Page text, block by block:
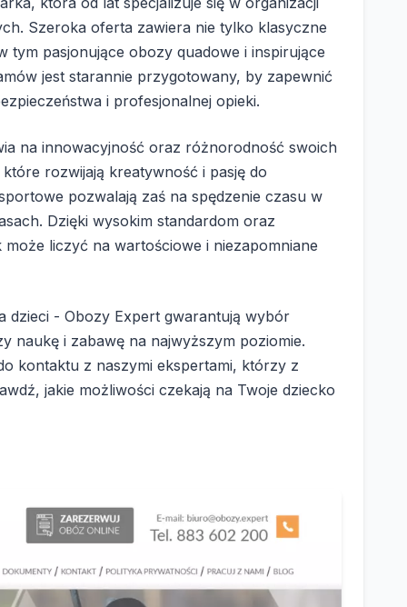
Szeroka oferta zawiera nie tylko klasyczne
pasjonujące obozy quadowe i inspirujące
jest starannie przygotowany, by zapewnić
i profesjonalnej opieki.
na innowacyjność oraz różnorodność swoich
rozwijają kreatywność i pasję do
pozwalają zaś na spędzenie czasu w
Dzięki wysokim standardom oraz
liczyć na wartościowe i niezapomniane
dzieci - Obozy Expert gwarantują wybór
naukę i zabawę na najwyższym poziomie.
kontaktu z naszymi ekspertami, którzy z
jakie możliwości czekają na Twoje dziecko